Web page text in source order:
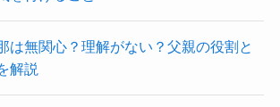
は無関心？理解がない？父親の役割と
解説